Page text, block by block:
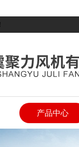
产品中心